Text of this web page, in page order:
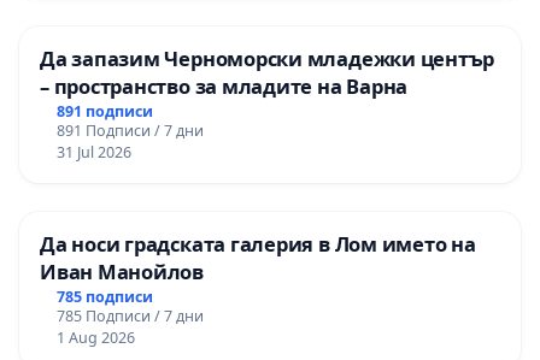
Да запазим Черноморски младежки център
– пространство за младите на Варна
891 подписи
891 Подписи / 7 дни
31 Jul 2026
Да носи градската галерия в Лом името на
Иван Манойлов
785 подписи
785 Подписи / 7 дни
1 Aug 2026